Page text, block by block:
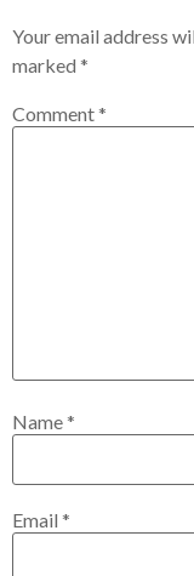
Your email address
marked *
Comment*
Name*
Email *